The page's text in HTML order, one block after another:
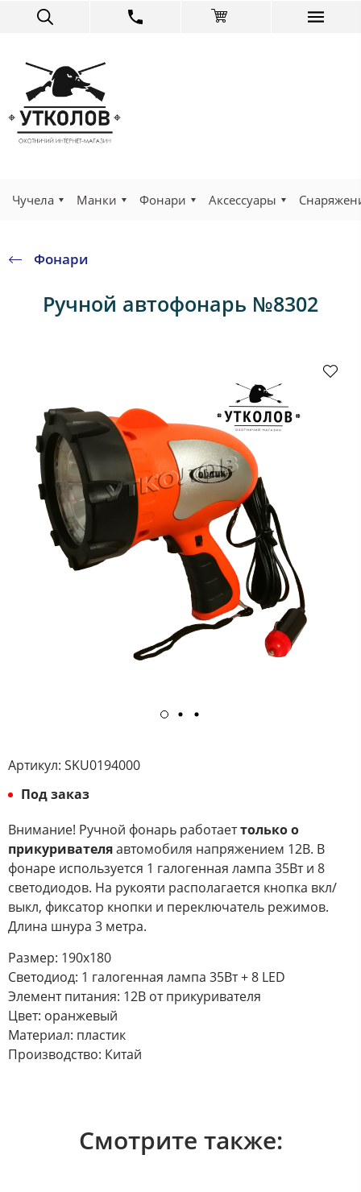
Чучела Манки Фонари Аксессуары
Фонари
Ручной автофонарь №8302
Артикул: SKU0194000
Под заказ
Внимание! Ручной фонарь работаеттолько о
прикуривателяавтомобиля напряжением 12В. В
фонаре используется 1 галогенная лампа 35Вт и 8
светодиодов. На рукояти располагается кнопка вкл/
выкл, фиксатор кнопки и переключатель режимов.
Длина шнура 3 метра.
Размер: 190х180
Светодиод: 1 галогенная лампа 35Вт + 8 LED
Элемент питания: 12В от прикуривателя
Цвет: оранжевый
Материал: пластик
Производство: Китай
Смотрите также: